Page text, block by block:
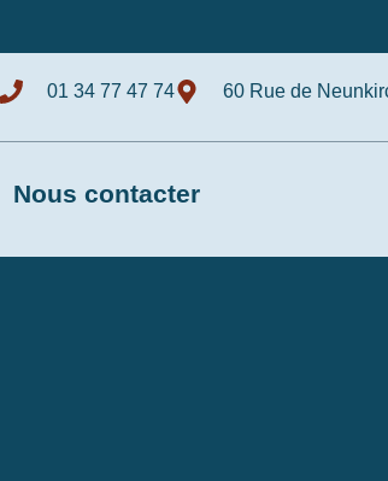
01 34 77 47 74 60 Rue de
Nous contacter